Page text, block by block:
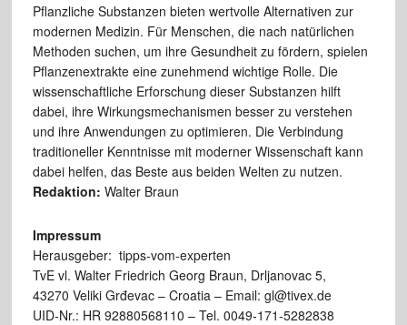
Pflanzliche Substanzen bieten wertvolle Alternativen zur
modernen Medizin. Für Menschen, die nach natürlichen
Methoden suchen, um ihre Gesundheit zu fördern, spielen
Pflanzenextrakte eine zunehmend wichtige Rolle. Die
wissenschaftliche Erforschung dieser Substanzen hilft
dabei, ihre Wirkungsmechanismen besser zu verstehen
und ihre Anwendungen zu optimieren. Die Verbindung
traditioneller Kenntnisse mit moderner Wissenschaft kann
dabei helfen, das Beste aus beiden Welten zu nutzen.
Redaktion: Walter Braun
Impressum
Herausgeber: tipps-vom-experten
TvE vl. Walter Friedrich Georg Braun, Drljanovac 5,
43270 Veliki Grđevac – Croatia – Email: gl@tivex.de
UID-Nr.: HR 92880568110 – Tel. 0049-171-5282838